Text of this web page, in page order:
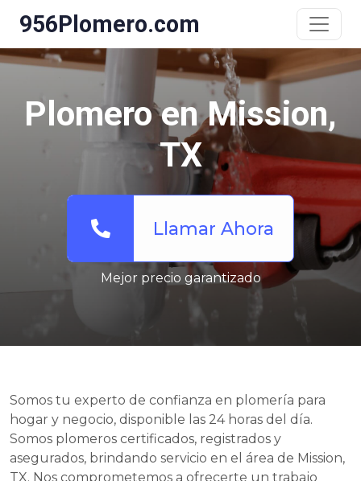
956Plomero.com
Plomero en Mission,
TX
Llamar Ahora
Mejor precio garantizado
Somos tu experto de confianza en plomería para
hogar y negocio, disponible las 24 horas del día.
Somos plomeros certificados, registrados y
asegurados, brindando servicio en el área de Mission,
TX. Nos comprometemos a ofrecerte un trabajo